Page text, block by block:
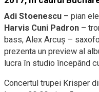
Adi Stoenescu – pian
Harvis Cuni Padron –
bass, Alex Arcuș –
prezenta un preview al
lucra în studio începând
Concertul trupei Krisper